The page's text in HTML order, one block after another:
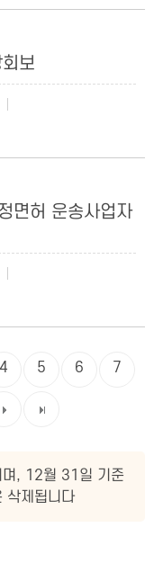
보
면허 운송사업자
4 5 6 7
며, 12월 31일 기준
삭제됩니다